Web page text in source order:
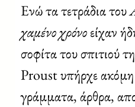
Ενώ τα τετράδια του
χαμένο χρόνοείχαν
σοφίτα του σπιτιού
Proust υπήρχε ακόμη
γράμματα, άρθρα,